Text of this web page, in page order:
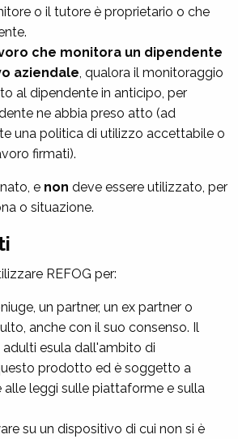
o il tutore è proprietario o che
che monitora un dipendente
aziendale, qualora il monitoraggio
al dipendente in anticipo, per
ne abbia preso atto (ad
una politica di utilizzo accettabile o
firmati).
e non deve essere utilizzato, per
o situazione.
REFOG per:
un partner, un ex partner o
anche con il suo consenso. Il
esula dall'ambito di
prodotto ed è soggetto a
alle leggi sulle piattaforme e sulla
su un dispositivo di cui non si è